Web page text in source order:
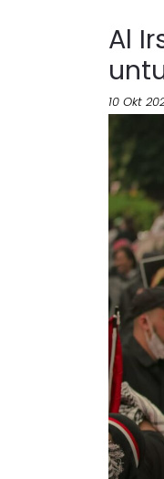
Al
10 Okt